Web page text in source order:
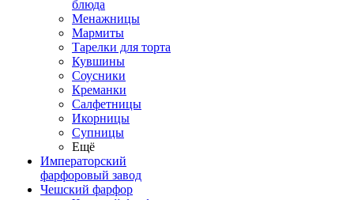
блюда
Менажницы
Мармиты
Тарелки для торта
Кувшины
Соусники
Креманки
Салфетницы
Икорницы
Супницы
Ещё
Императорский
фарфоровый завод
Чешский фарфор